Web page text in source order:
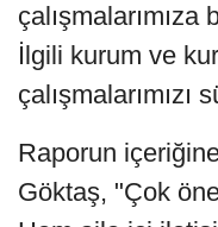
İlgili kurum ve
çalışmalarımızı
Raporun
Göktaş, "Çok